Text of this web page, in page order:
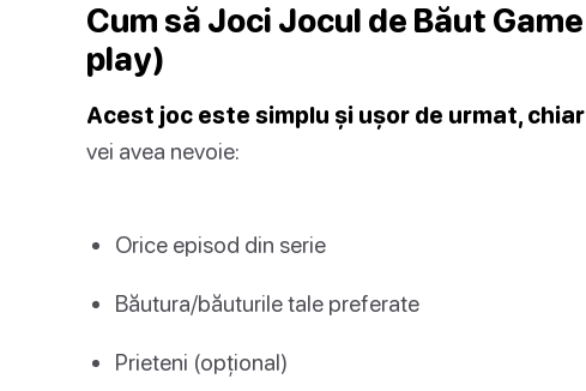
Cum să Joci Jocul de Băut
play)
Acest joc este simplu și ușor de urmat,
vei avea nevoie:
Orice episod din serie
Băutura/băuturile tale preferate
Prieteni (opțional)